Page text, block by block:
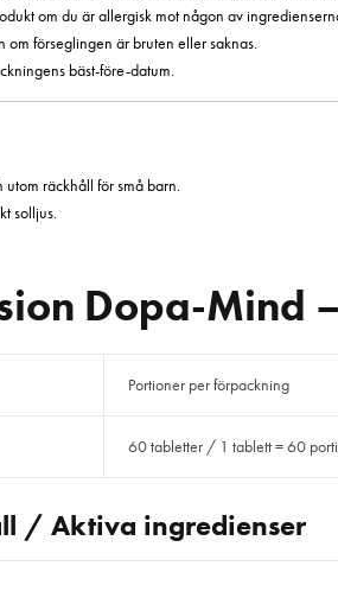
om du är allergisk mot någon av
om förseglingen är bruten eller saknas.
bäst-före-datum.
utom räckhåll för små barn.
solljus.
Dopa-Mind
Portioner per förpackning
60 tabletter / 1 tablett = 60
/ Aktiva ingredienser